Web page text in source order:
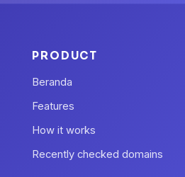
PRODUCT
Beranda
Features
How it works
Recently checked domains